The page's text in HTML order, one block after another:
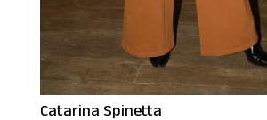
Catarina Spinetta